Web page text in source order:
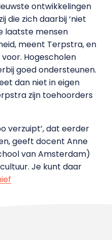
ontwikkelingen
die zich daarbij ‘niet
laatste mensen
meent Terpstra, en
voor. Hogescholen
goed ondersteunen.
dan niet in eigen
zijn toehoorders
verzuipt’, dat eerder
geeft docent Anne
van Amsterdam)
Je kunt daar